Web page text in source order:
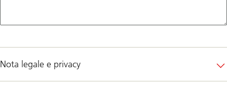
Nota legale e privacy